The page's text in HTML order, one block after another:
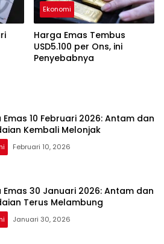
Ekonomi
Harga Emas Tembus
USD5.100 per Ons, ini
Penyebabnya
Emas 10 Februari 2026: Antam dan
Kembali Melonjak
Februari 10, 2026
Emas 30 Januari 2026: Antam dan
Terus Melambung
Januari 30, 2026